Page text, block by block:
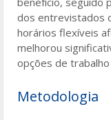
dos entrevistados
horários flexíveis
melhorou
opções de
Metodologia